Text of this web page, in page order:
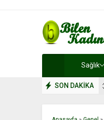
Sağlık
SON DAKİKA